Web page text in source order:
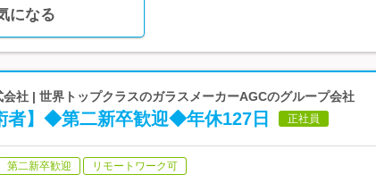
になる
社 | 世界トップクラスのガラスメーカーAGCのグループ会社
者】◆第二新卒歓迎◆年休127日 正社員
第二新卒歓迎 リモートワーク可